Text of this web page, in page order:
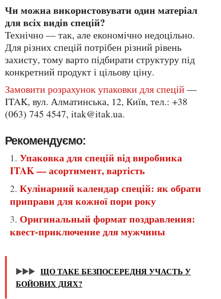
Чи можна використовувати один матеріал
для всіх видів спецій?
Технічно — так, але економічно недоцільно.
Для різних спецій потрібен різний рівень
захисту, тому варто підбирати структуру під
конкретний продукт і цільову ціну.
Замовити розрахунок упаковки для спецій—
ITAK, вул. Алматинська, 12, Київ, тел.: +38
(063) 745 4547, itak@itak.ua.
Рекомендуємо:
Упаковка для спецій від виробника
ITAK — асортимент, вартість
Кулінарний календар спецій: як обрати
приправи для кожної пори року
Оригинальный формат поздравления:
квест-приключение для мужчины
▶️▶️▶️ ЩО ТАКЕ БЕЗПОСЕРЕДНЯ УЧАСТЬ У
БОЙОВИХ ДІЯХ?